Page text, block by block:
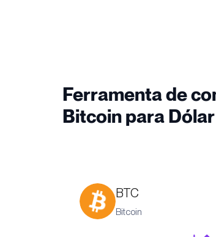
Ferramenta de
Bitcoin para
BTC
Bitcoin